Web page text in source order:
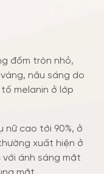
đốm tròn nhỏ,
nâu sáng do
melanin ở lớp
nữ cao tới 90%, ở
xuất hiện ở
ánh sáng mặt